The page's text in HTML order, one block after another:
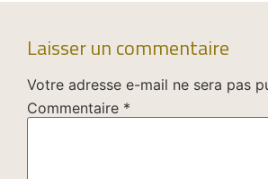
Laisser un commentaire
Votre adresse e-mail ne sera pas
Commentaire *